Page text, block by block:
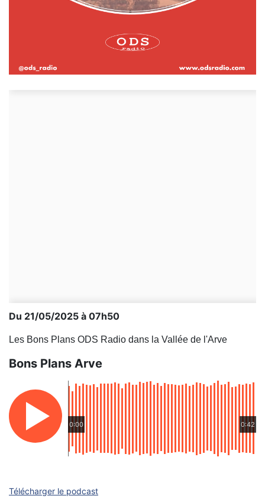
Du 21/05/2025 à 07h50
Les Bons Plans ODS Radio dans la Vallée de l'Arve
Bons Plans Arve
0:00 0:42
Télécharger le podcast